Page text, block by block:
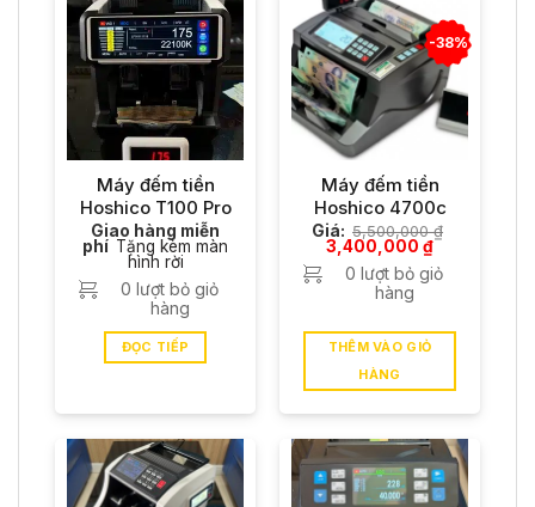
Máy đếm tiền
Hoshico T100 Pro
Giao hàng miễn
phí Tặng kèm màn
hình rời
0 lượt bỏ giỏ
hàng
ĐỌC TIẾP
-38%
Máy đếm tiền
Hoshico 4700c
giá rẻ
Giá: 5,500,000₫
Giá
gốc
5,500,000 ₫.
3,400,000 ₫Giá
tại
0 lượt bỏ giỏ
hàng
THÊM VÀO GIỎ
HÀNG